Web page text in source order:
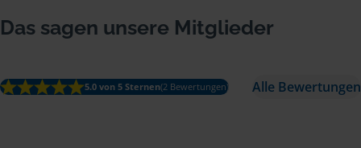
Das sagen unsere Mitglieder
5.0 von 5 Sternen(2 Bewertungen) Alle Bewertungen